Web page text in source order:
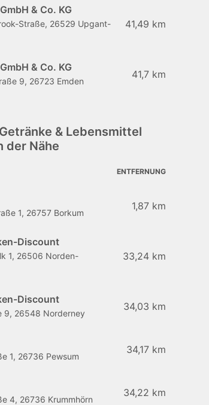
& Co. KG
Straße, 26529 Upgant-
41,49 km
& Co. KG
9, 26723 Emden
41,7 km
& Lebensmittel
der Nähe
ENTFERNUNG
1, 26757 Borkum
1,87 km
Discount
1, 26506 Norden-
33,24 km
Discount
9, 26548 Norderney
34,03 km
1, 26736 Pewsum
34,17 km
4, 26736 Krummhörn
34,22 km